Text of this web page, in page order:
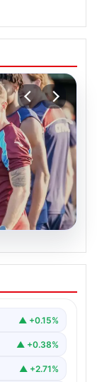
İlk
öncesi
▲ +0.15%
▲ +0.38%
▲ +2.71%